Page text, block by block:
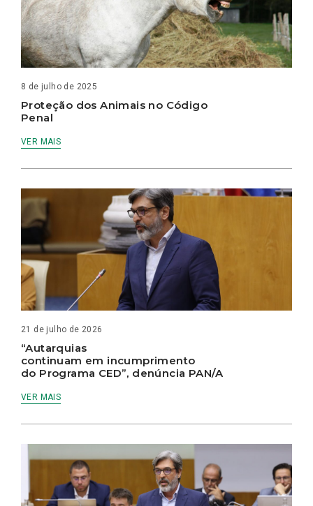
8 de julho de 2025
Proteção dos Animais no Código
Penal
VER MAIS
21 de julho de 2026
“Autarquias
continuam em incumprimento
do Programa CED”, denúncia PAN/A
VER MAIS